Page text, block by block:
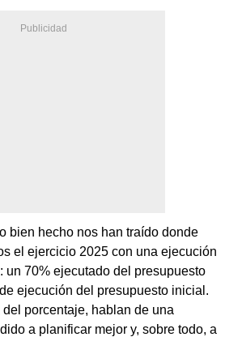
bien hecho nos han traído donde
el ejercicio 2025 con una ejecución
un 70% ejecutado del presupuesto
ejecución del presupuesto inicial.
porcentaje, hablan de una
a planificar mejor y, sobre todo, a